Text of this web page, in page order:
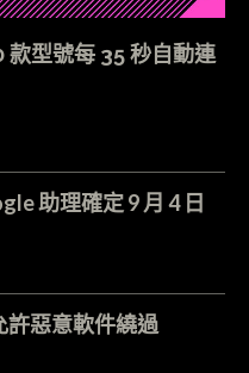
款型號每 35 秒自動連
助理確定 9 月 4 日
惡意軟件繞過